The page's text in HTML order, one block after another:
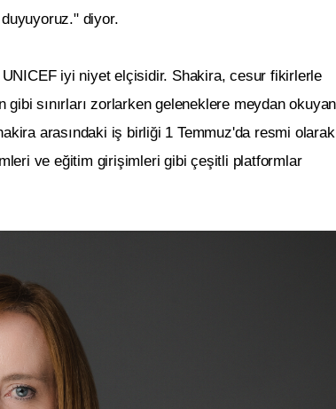
diyor.
iyi niyet elçisidir. Shakira, cesur fikirlerle
gibi sınırları zorlarken geleneklere meydan okuyan
arasındaki iş birliği 1 Temmuz'da resmi olarak
ve eğitim girişimleri gibi çeşitli platformlar